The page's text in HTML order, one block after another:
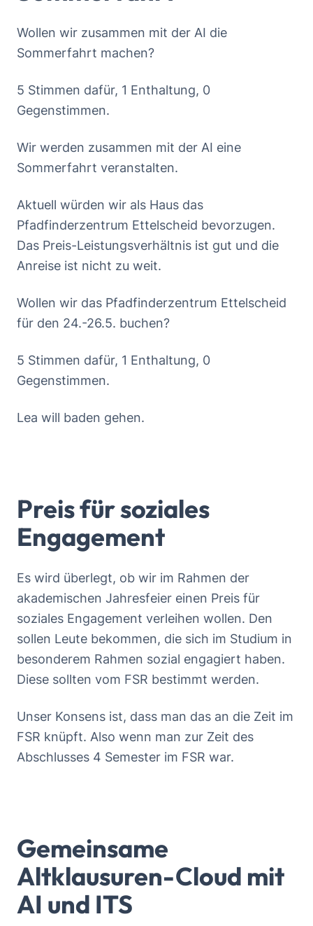
Wollen wir zusammen mit der AI die
Sommerfahrt machen?
5 Stimmen dafür, 1 Enthaltung, 0
Gegenstimmen.
Wir werden zusammen mit der AI eine
Sommerfahrt veranstalten.
Aktuell würden wir als Haus das
Pfadfinderzentrum Ettelscheid bevorzugen.
Das Preis-Leistungsverhältnis ist gut und die
Anreise ist nicht zu weit.
Wollen wir das Pfadfinderzentrum Ettelscheid
für den 24.-26.5. buchen?
5 Stimmen dafür, 1 Enthaltung, 0
Gegenstimmen.
Lea will baden gehen.
Preis für soziales
Engagement
Es wird überlegt, ob wir im Rahmen der
akademischen Jahresfeier einen Preis für
soziales Engagement verleihen wollen. Den
sollen Leute bekommen, die sich im Studium in
besonderem Rahmen sozial engagiert haben.
Diese sollten vom FSR bestimmt werden.
Unser Konsens ist, dass man das an die Zeit im
FSR knüpft. Also wenn man zur Zeit des
Abschlusses 4 Semester im FSR war.
Gemeinsame
Altklausuren-Cloud mit
AI und ITS